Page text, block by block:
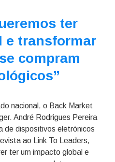
ter
e transformar
compram
nacional, o Back Market
André Rodrigues Pereira
de dispositivos eletrónicos
ao Link To Leaders,
ter um impacto global e